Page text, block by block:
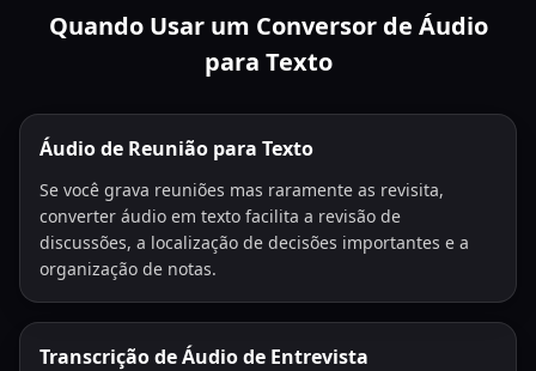
Quando Usar um Conversor de Áudio
para Texto
Áudio de Reunião para Texto
Se você grava reuniões mas raramente as revisita,
converter áudio em texto facilita a revisão de
discussões, a localização de decisões importantes e a
organização de notas.
Transcrição de Áudio de Entrevista